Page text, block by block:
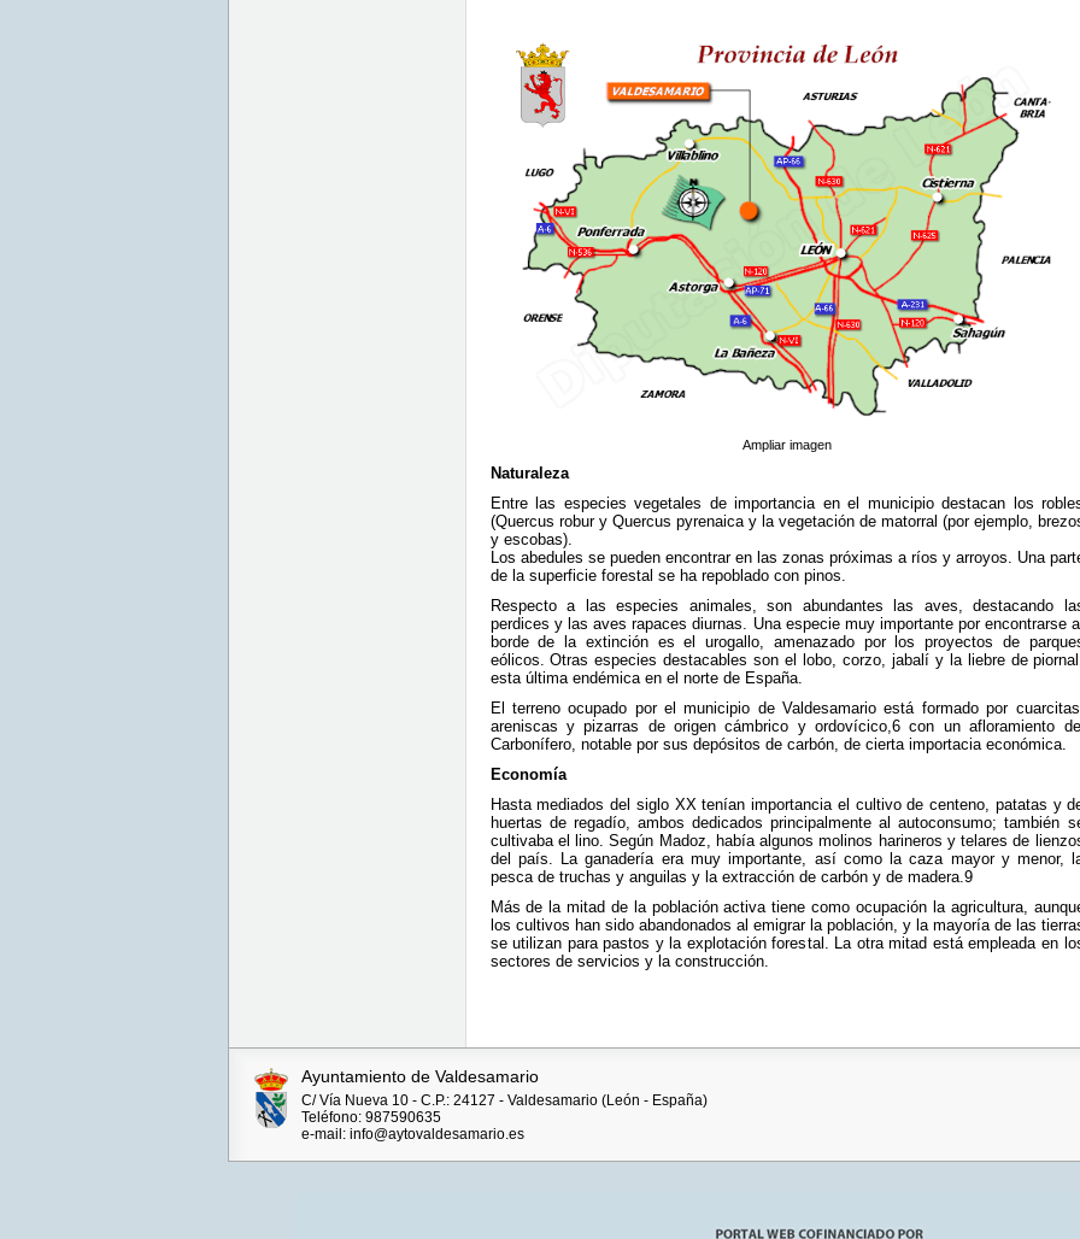
Ampliar imagen
Naturaleza
Entre las especies vegetales de importancia en el municipio destacan los
(Quercus robur y Quercus pyrenaica y la vegetación de matorral (por ejemplo,
y escobas).
Los abedules se pueden encontrar en las zonas próximas a ríos y arroyos. Una
de la superficie forestal se ha repoblado con pinos.
Respecto a las especies animales, son abundantes las aves, destacando
perdices y las aves rapaces diurnas. Una especie muy importante por encontrarse
borde de la extinción es el urogallo, amenazado por los proyectos de
eólicos. Otras especies destacables son el lobo, corzo, jabalí y la liebre de piornal,
esta última endémica en el norte de España.
El terreno ocupado por el municipio de Valdesamario está formado por cuarcitas,
areniscas y pizarras de origen cámbrico y ordovícico,6 con un afloramiento
Carbonífero, notable por sus depósitos de carbón, de cierta importacia económica.
Economía
Hasta mediados del siglo XX tenían importancia el cultivo de centeno, patatas y
huertas de regadío, ambos dedicados principalmente al autoconsumo; también
cultivaba el lino. Según Madoz, había algunos molinos harineros y telares de
del país. La ganadería era muy importante, así como la caza mayor y menor,
pesca de truchas y anguilas y la extracción de carbón y de madera.9
Más de la mitad de la población activa tiene como ocupación la agricultura,
los cultivos han sido abandonados al emigrar la población, y la mayoría de las
se utilizan para pastos y la explotación forestal. La otra mitad está empleada en
sectores de servicios y la construcción.
Ayuntamiento de Valdesamario
C/ Vía Nueva 10 - C.P.: 24127 - Valdesamario (León - España)
Teléfono: 987590635
e-mail: info@aytovaldesamario.es